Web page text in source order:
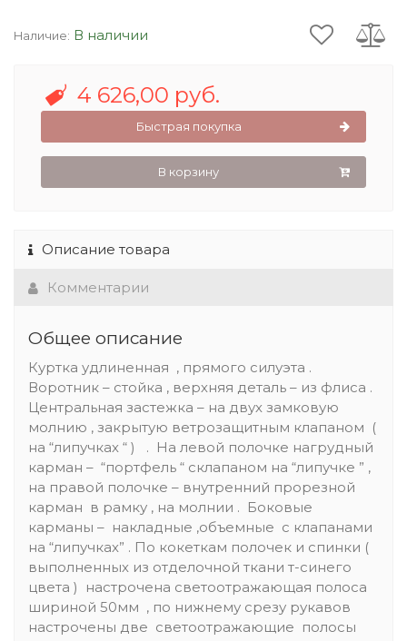
Наличие: В наличии
4 626,00 руб.
Быстрая покупка
В корзину
Описание товара
Комментарии
Общее описание
Куртка удлиненная , прямого силуэта .
Воротник – стойка , верхняя деталь – из флиса .
Центральная застежка – на двух замковую
молнию , закрытую ветрозащитным клапаном (
на “липучках “ ) . На левой полочке нагрудный
карман – “портфель “ cклапаном на “липучке ” ,
на правой полочке – внутренний прорезной
карман в рамку , на молнии . Боковые
карманы – накладные ,объемные с клапанами
на “липучках” . По кокеткам полочек и спинки (
выполненных из отделочной ткани т-синего
цвета ) настрочена светоотражающая полоса
шириной 50мм , по нижнему срезу рукавов
настрочены две светоотражающие полосы